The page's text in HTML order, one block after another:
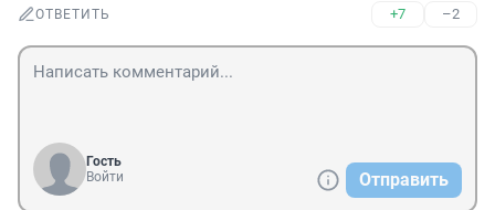
ОТВЕТИТЬ +7 –2
Гость
Войти
Отправить